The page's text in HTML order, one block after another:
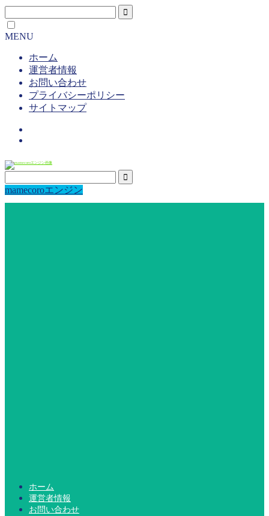
MENU
ホーム
運営者情報
お問い合わせ
プライバシーポリシー
サイトマップ
mamecoroエンジン
ホーム
運営者情報
お問い合わせ